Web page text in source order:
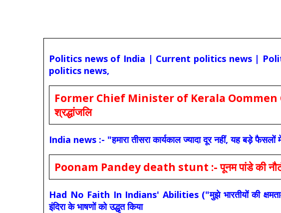
Politics news of India | Current politics news |
politics news,
Former Chief Minister of Kerala Oommen
श्रद्धांजलि
India news :- "हमारा तीसरा कार्यकाल ज्यादा दूर नहीं, यह बड़े
Poonam Pandey death stunt :- पूनम पांडे की
Had No Faith In Indians' Abilities ("मुझे भारतीयों की
इंदिरा के भाषणों को उद्धृत किया